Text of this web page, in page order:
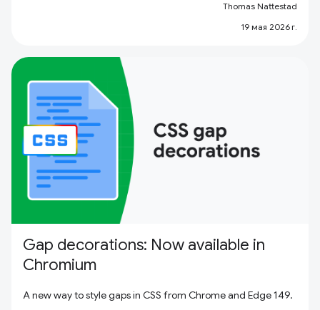
Thomas Nattestad
19 мая 2026 г.
Gap decorations: Now available in
Chromium
A new way to style gaps in CSS from Chrome and Edge 149.